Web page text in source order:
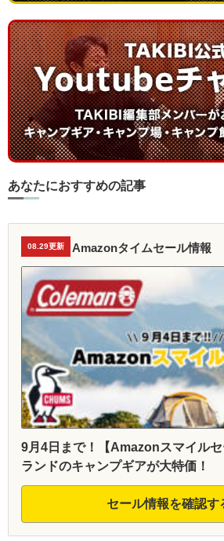
あなたにおすすめの記事
08.29更新 Amazonタイムセール情報
9月4日まで！【Amazonスマイル
ランドのキャンプギアが大特価！
セール情報を確認す